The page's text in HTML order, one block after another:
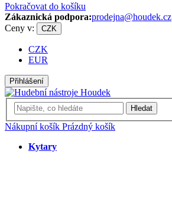
Pokračovat do košíku
Zákaznická podpora:prodejna@houdek.cz
Ceny v:
CZK
CZK
EUR
Přihlášení
Hledat
Nákupní košík Prázdný košík
Kytary